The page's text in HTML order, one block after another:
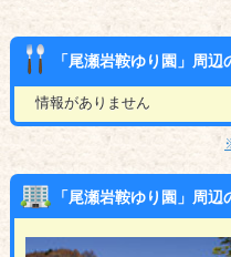
「尾瀬岩鞍ゆり園」周辺
情報がありません
「尾瀬岩鞍ゆり園」周